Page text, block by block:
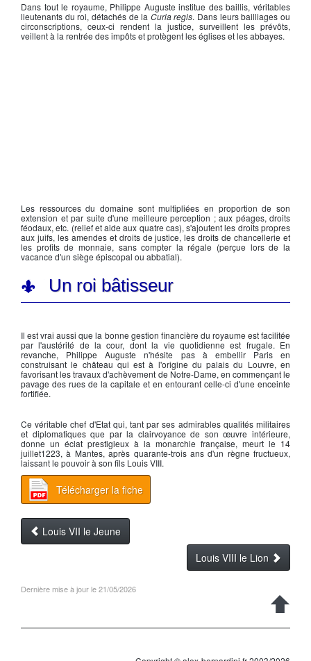
Dans tout le royaume, Philippe Auguste institue des baillis, véritables
lieutenants du roi, détachés de la Curia regis. Dans leurs bailliages ou
circonscriptions, ceux-ci rendent la justice, surveillent les prévôts,
veillent à la rentrée des impôts et protègent les églises et les abbayes.
Les ressources du domaine sont multipliées en proportion de son
extension et par suite d'une meilleure perception ; aux péages, droits
féodaux, etc. (relief et aide aux quatre cas), s'ajoutent les droits propres
aux juifs, les amendes et droits de justice, les droits de chancellerie et
les profits de monnaie, sans compter la régale (perçue lors de la
vacance d'un siège épiscopal ou abbatial).
Un roi bâtisseur
Il est vrai aussi que la bonne gestion financière du royaume est facilitée
par l'austérité de la cour, dont la vie quotidienne est frugale. En
revanche, Philippe Auguste n'hésite pas à embellir Paris en
construisant le château qui est à l'origine dupalais du Louvre, en
favorisant les travaux d'achèvement de Notre-Dame, en commençant le
pavage des rues de la capitale et en entourant celle-ci d'une enceinte
fortifiée.
Ce véritable chef d'Etat qui, tant par ses admirables qualités militaires
et diplomatiques que par la clairvoyance de son œuvre intérieure,
donne un éclat prestigieux à la monarchie française, meurt le 14
juillet1223, à Mantes, après quarante-trois ans d'un règne fructueux,
laissant le pouvoir à son fils Louis VIII.
Télécharger la fiche
Louis VII le Jeune
Louis VIII le Lion
Dernière mise à jour le 21/05/2026